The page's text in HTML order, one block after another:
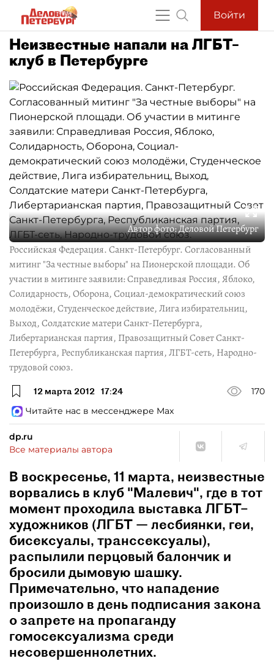
Войти
Неизвестные напали на ЛГБТ–
клуб в Петербурге
Автор фото:Деловой Петербург
Российская Федерация. Санкт-Петербург. Согласованный
митинг "За честные выборы" на Пионерской площади. Об
участии в митинге заявили: Справедливая Россия, Яблоко,
Солидарность, Оборона, Социал-демократический союз
молодёжи, Студенческое действие, Лига избирательниц,
Выход, Солдатские матери Санкт-Петербурга,
Либертарианская партия, Правозащитный Совет Санкт-
Петербурга, Республиканская партия, ЛГБТ-сеть, Народно-
трудовой союз.
12 марта 2012 17:24
170
Читайте нас в мессенджере Max
dp.ru
Все материалы автора
В воскресенье, 11 марта, неизвестные
ворвались в клуб "Малевич", где в тот
момент проходила выставка ЛГБТ–
художников (ЛГБТ — лесбиянки, геи,
бисексуалы, транссексуалы),
распылили перцовый балончик и
бросили дымовую шашку.
Примечательно, что нападение
произошло в день подписания закона
о запрете на пропаганду
гомоcексуализма среди
несовершеннолетних.